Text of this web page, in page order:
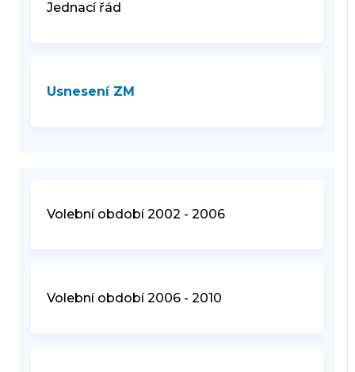
Jednací řád
Usnesení ZM
Volební období 2002 - 2006
Volební období 2006 - 2010